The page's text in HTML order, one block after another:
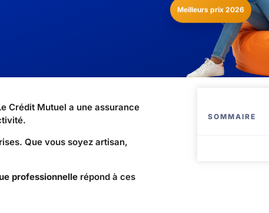
Meilleurs prix 2026
Crédit Mutuel a une assurance
Que vous soyez artisan,
professionnelle répond à ces
SOMMAIRE